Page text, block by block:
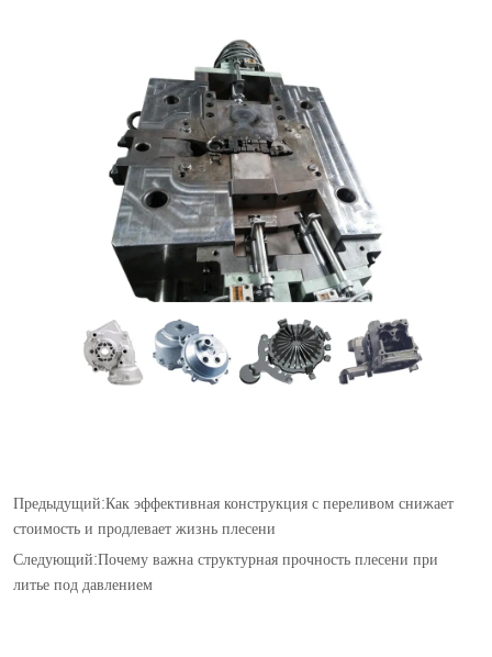
Предыдущий:Как эффективная конструкция с переливом снижает
стоимость и продлевает жизнь плесени
Следующий:Почему важна структурная прочность плесени при
литье под давлением